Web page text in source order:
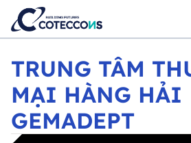
TRUNG TÂM THƯƠNG MẠI
TRUNG TÂM
MẠI HÀNG HẢI
GEMADEPT